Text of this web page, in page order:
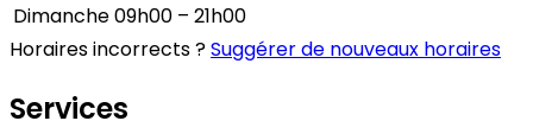
Dimanche09h00 – 21h00
Horaires incorrects ?Suggérer de nouveaux horaires
Services